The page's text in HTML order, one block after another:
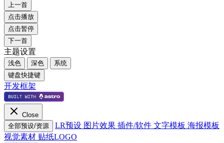
上一首
点击播放
点击暂停
下一首
主题设置
浅色 深色
系统
键盘快捷键
开发框架
Close
全部预设/资源
LR预设 图片效果 插件/软件 文字模板 海报模板
视觉素材 贴纸LOGO